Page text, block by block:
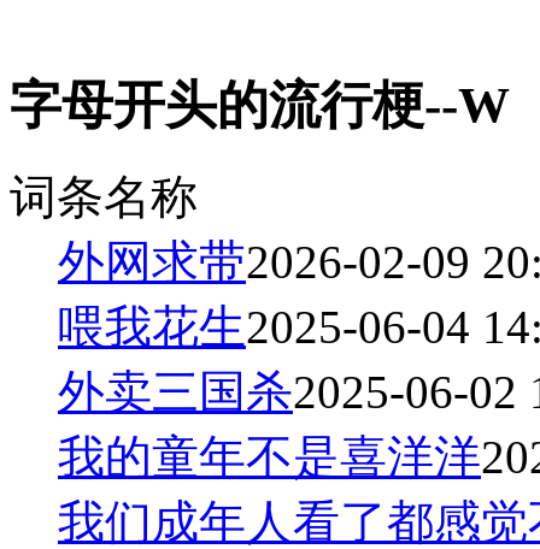
字母开头的流行梗--W
词条名称
外网求带2026-02-09
喂我花生2025-06-04
外卖三国杀2025-06-02
我的童年不是喜洋洋
我们成年人看了都感觉